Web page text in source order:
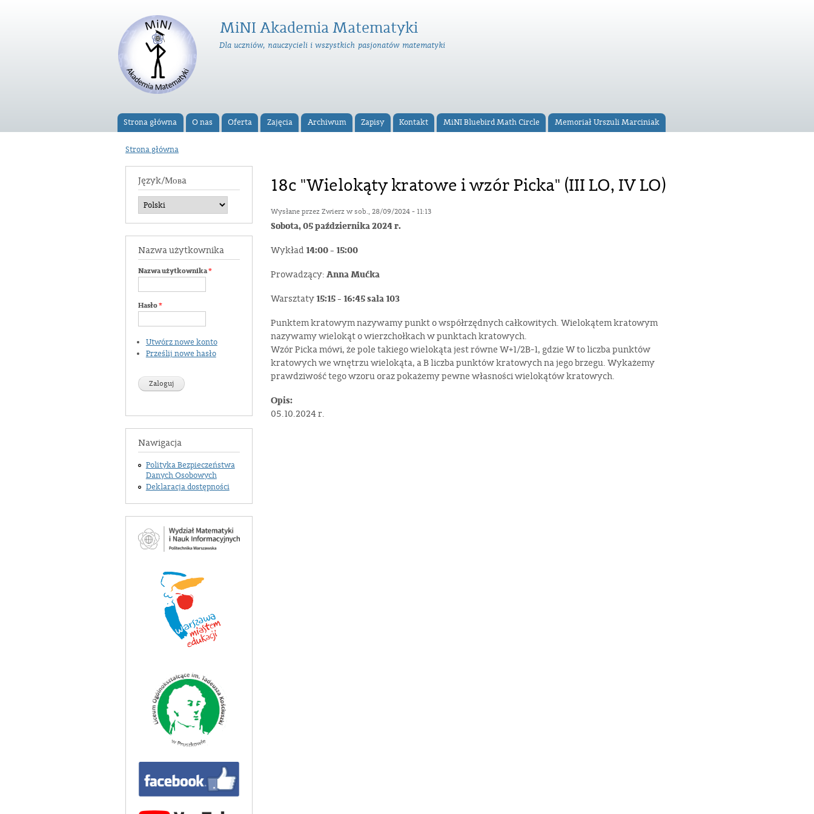
treści
MiNI Akademia Matematyki
Dla uczniów, nauczycieli i wszystkich pasjonatów matematyki
Menu główne
Strona główna O nas Oferta Zajęcia Archiwum Zapisy Kontakt MiNI Bluebird Math Circle Memoriał Urszuli Marciniak
Strona główna
Język/Мовa
Nazwa użytkownika
Nazwa użytkownika*
Hasło*
Utwórz nowe konto
Prześlij nowe hasło
Nawigacja
Polityka Bezpieczeństwa
Danych Osobowych
Deklaracja dostępności
18c "Wielokąty kratowe i wzór Picka" (III LO, IV LO)
Wysłane przezZwierzw sob., 28/09/2024 - 11:13
Sobota, 05 października 2024 r.
Wykład 14:00 - 15:00
Prowadzący: Anna Mućka
Warsztaty 15:15 - 16:45 sala 103
Punktem kratowym nazywamy punkt o współrzędnych całkowitych. Wielokątem kratowym
nazywamy wielokąt o wierzchołkach w punktach kratowych.
Wzór Picka mówi, że pole takiego wielokąta jest równe W+1/2B-1, gdzie W to liczba punktów
kratowych we wnętrzu wielokąta, a B liczba punktów kratowych na jego brzegu. Wykażemy
prawdziwość tego wzoru oraz pokażemy pewne własności wielokątów kratowych.
Opis:
05.10.2024 r.